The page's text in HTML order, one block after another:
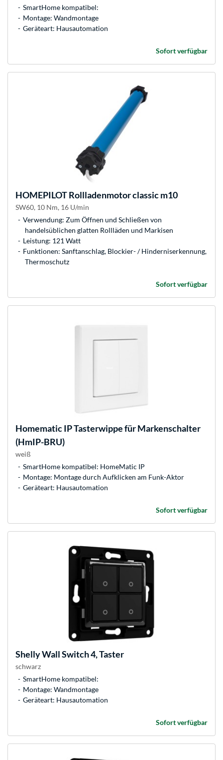
SmartHome kompatibel:
Montage: Wandmontage
Geräteart: Hausautomation
Sofort verfügbar
HOMEPILOTRollladenmotor classic m10
SW60, 10 Nm, 16 U/min
Verwendung: Zum Öffnen und Schließen von
handelsüblichen glatten Rollläden und Markisen
Leistung: 121 Watt
Funktionen: Sanftanschlag, Blockier- / Hinderniserkennung,
Thermoschutz
Sofort verfügbar
Homematic IPTasterwippe für Markenschalter
(HmIP-BRU)
weiß
SmartHome kompatibel: HomeMatic IP
Montage: Montage durch Aufklicken am Funk-Aktor
Geräteart: Hausautomation
Sofort verfügbar
ShellyWall Switch 4, Taster
schwarz
SmartHome kompatibel:
Montage: Wandmontage
Geräteart: Hausautomation
Sofort verfügbar